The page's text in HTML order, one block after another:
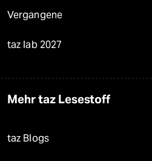
Vergangene
taz lab 2027
Mehr taz Lesestoff
taz Blogs